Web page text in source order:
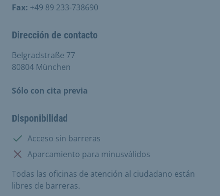
Fax: +49 89 233-738690
Dirección de contacto
Belgradstraße 77
80804 München
Sólo con cita previa
Disponibilidad
Disponible:
Acceso sin barreras
No disponible:
Aparcamiento para minusválidos
Todas las oficinas de atención al ciudadano están
libres de barreras.